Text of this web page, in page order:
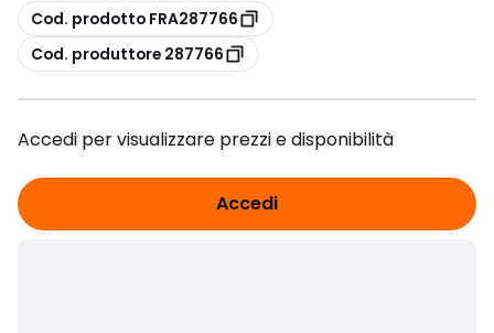
copia
Cod. prodotto FRA287766
copia
Cod. produttore 287766
Accedi per visualizzare prezzi e disponibilità
Accedi